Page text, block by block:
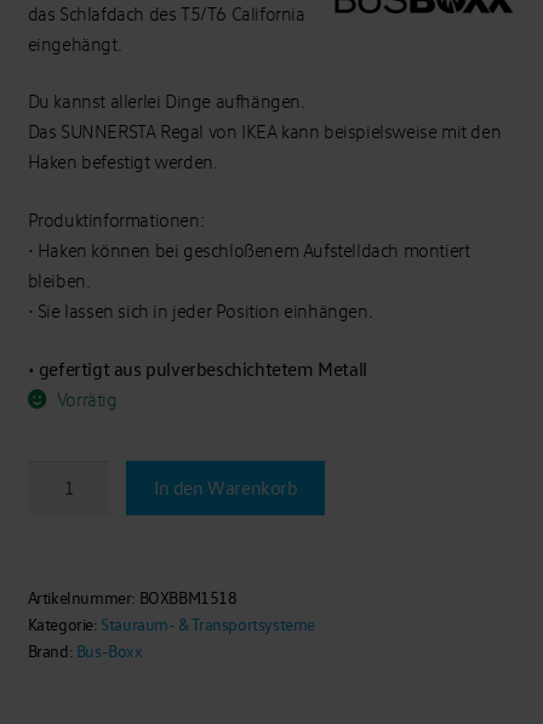
das Schlafdach des T5/T6 California
eingehängt.
Du kannst allerlei Dinge aufhängen.
Das SUNNERSTA Regal von IKEA kann beispielsweise mit den
Haken befestigt werden.
Produktinformationen:
• Haken können bei geschloßenem Aufstelldach montiert
bleiben.
• Sie lassen sich in jeder Position einhängen.
• gefertigt aus pulverbeschichtetem Metall
Vorrätig
In den Warenkorb
Artikelnummer: BOXBBM1518
Kategorie: Stauraum- & Transportsysteme
Brand: Bus-Boxx